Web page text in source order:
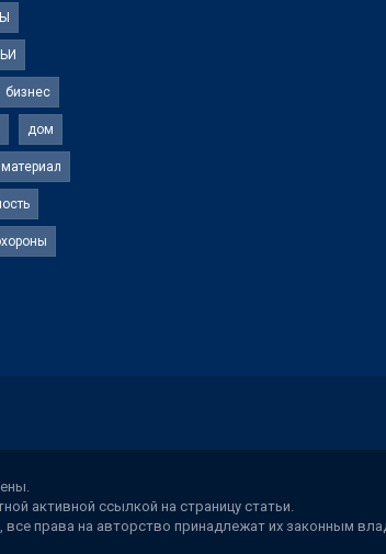
бизнес
дом
материал
активной ссылкой на страницу статьи.
права на авторство принадлежат их законным